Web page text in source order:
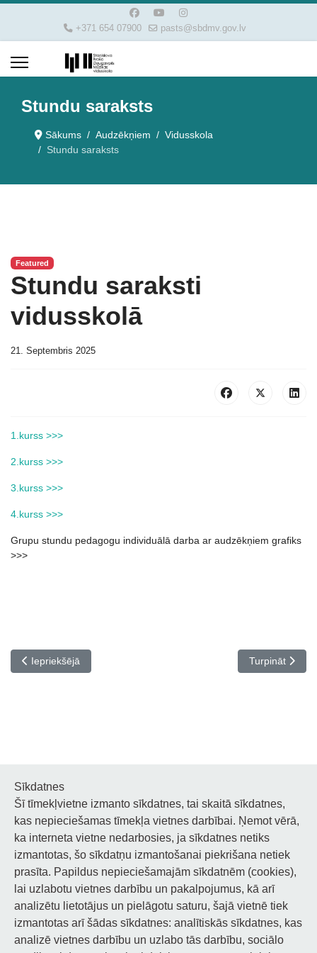
+371 654 07900 pasts@sbdmv.gov.lv
Stundu saraksts
Sākums Audzēkņiem
Vidusskola
Stundu saraksts
Featured
Stundu saraksti
vidusskolā
21. Septembris 2025
1.kurss >>>
2.kurss >>>
3.kurss >>>
4.kurss >>>
Grupu stundu pedagogu individuālā darba ar audzēkņiem grafiks
>>>
Iepriekšējais raksts: Mācību priekšmetu stundu saraksti Mūzikas
Iepriekšējā Nākamais
Turpināt
Noderīgi
Privātuma politika
Sīkdatņu privātuma politika
Piekļūstamība
Sīkdatnes
Šī tīmekļvietne izmanto sīkdatnes, tai skaitā sīkdatnes,
kas nepieciešamas tīmekļa vietnes darbībai. Ņemot vērā,
ka interneta vietne nedarbosies, ja sīkdatnes netiks
izmantotas, šo sīkdatņu izmantošanai piekrišana netiek
prasīta. Papildus nepieciešamajām sīkdatnēm (cookies),
lai uzlabotu vietnes darbību un pakalpojumus, kā arī
analizētu lietotājus un pielāgotu saturu, šajā vietnē tiek
izmantotas arī šādas sīkdatnes: analītiskās sīkdatnes, kas
analizē vietnes darbību un uzlabo tās darbību, sociālo